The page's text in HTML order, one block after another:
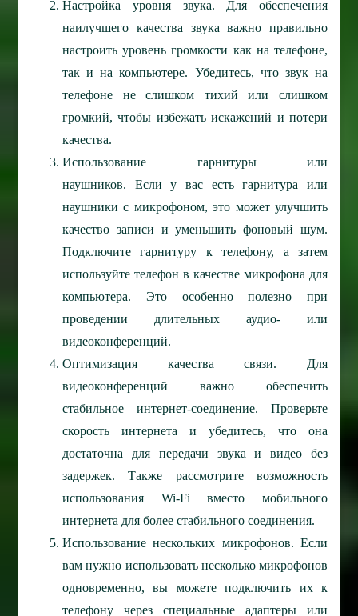
Настройка уровня звука. Для обеспечения
наилучшего качества звука важно правильно
настроить уровень громкости как на телефоне,
так и на компьютере. Убедитесь, что звук на
телефоне не слишком тихий или слишком
громкий, чтобы избежать искажений и потери
качества.
Использование гарнитуры или
наушников. Если у вас есть гарнитура или
наушники с микрофоном, это может улучшить
качество записи и уменьшить фоновый шум.
Подключите гарнитуру к телефону, а затем
используйте телефон в качестве микрофона для
компьютера. Это особенно полезно при
проведении длительных аудио- или
видеоконференций.
Оптимизация качества связи. Для
видеоконференций важно обеспечить
стабильное интернет-соединение. Проверьте
скорость интернета и убедитесь, что она
достаточна для передачи звука и видео без
задержек. Также рассмотрите возможность
использования Wi-Fi вместо мобильного
интернета для более стабильного соединения.
Использование нескольких микрофонов. Если
вам нужно использовать несколько микрофонов
одновременно, вы можете подключить их к
телефону через специальные адаптеры или